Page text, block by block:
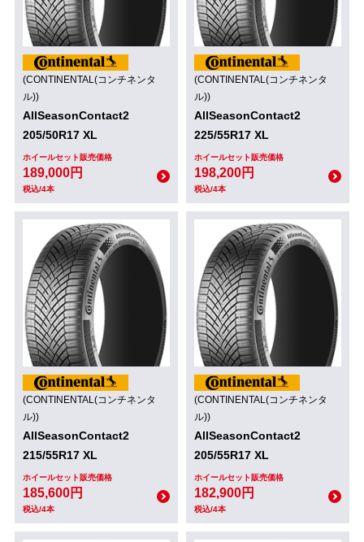
(CONTINENTAL(コンチネンタ
ル))
AllSeasonContact2
205/50R17 XL
ホイールセット販売価格
189,000円
税込/4本
(CONTINENTAL(コンチネンタ
ル))
AllSeasonContact2
225/55R17 XL
ホイールセット販売価格
198,200円
税込/4本
(CONTINENTAL(コンチネンタ
ル))
AllSeasonContact2
215/55R17 XL
ホイールセット販売価格
185,600円
税込/4本
(CONTINENTAL(コンチネンタ
ル))
AllSeasonContact2
205/55R17 XL
ホイールセット販売価格
182,900円
税込/4本